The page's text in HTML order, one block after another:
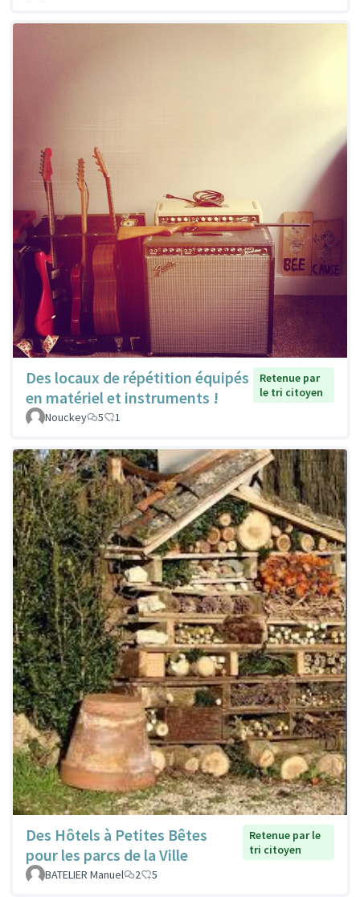
Des locaux de répétition équipés
en matériel et instruments !
Retenue par
le tri citoyen
Nouckey
5 1
Des Hôtels à Petites Bêtes
pour les parcs de la Ville
Retenue par le
tri citoyen
BATELIER Manuel
2 5